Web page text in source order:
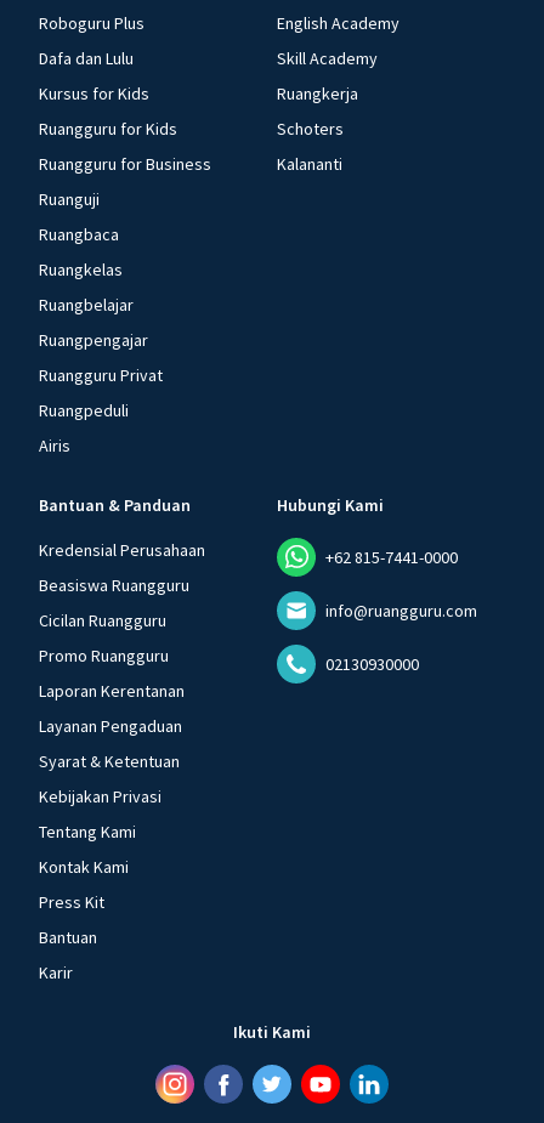
Roboguru Plus
Dafa dan Lulu
Kursus for Kids
Ruangguru for Kids
Ruangguru for Business
Ruanguji
Ruangbaca
Ruangkelas
Ruangbelajar
Ruangpengajar
Ruangguru Privat
Ruangpeduli
Airis
English Academy
Skill Academy
Ruangkerja
Schoters
Kalananti
Bantuan & Panduan
Kredensial Perusahaan
Beasiswa Ruangguru
Cicilan Ruangguru
Promo Ruangguru
Laporan Kerentanan
Layanan Pengaduan
Syarat & Ketentuan
Kebijakan Privasi
Tentang Kami
Kontak Kami
Press Kit
Bantuan
Karir
Hubungi Kami
+62 815-7441-0000
info@ruangguru.com
02130930000
Ikuti Kami